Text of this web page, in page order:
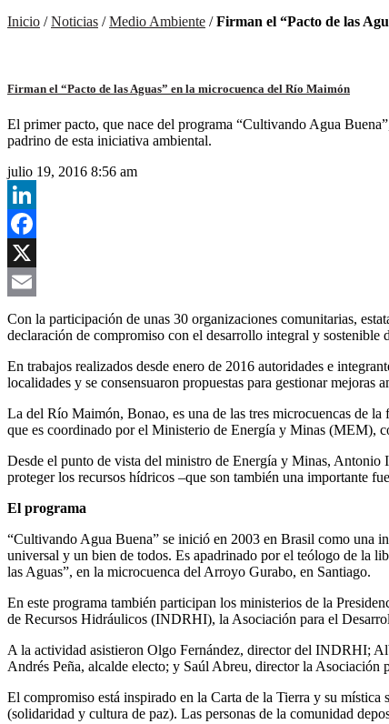
Inicio /Noticias /Medio Ambiente /Firman el “Pacto de las
Firman el “Pacto de las Aguas” en la microcuenca del Río Maimón
El primer pacto, que nace del programa “Cultivando Agua
padrino de esta iniciativa ambiental.
julio 19, 2016 8:56 am
LinkedIn
Facebook
X
Email
Con la participación de unas 30 organizaciones comunitarias,
declaración de compromiso con el desarrollo integral y sostenible
En trabajos realizados desde enero de 2016 autoridades e
localidades y se consensuaron propuestas para gestionar
La del Río Maimón, Bonao, es una de las tres microcuencas de
que es coordinado por el Ministerio de Energía y Minas (MEM),
Desde el punto de vista del ministro de Energía y Minas, Antonio
proteger los recursos hídricos –que son también una importante
El programa
“Cultivando Agua Buena” se inició en 2003 en Brasil como una
universal y un bien de todos. Es apadrinado por el teólogo de la
las Aguas”, en la microcuenca del Arroyo Gurabo, en Santiago.
En este programa también participan los ministerios de la
de Recursos Hidráulicos (INDRHI), la Asociación para el
A la actividad asistieron Olgo Fernández, director del INDRHI;
Andrés Peña, alcalde electo; y Saúl Abreu, director la
El compromiso está inspirado en la Carta de la Tierra y su
(solidaridad y cultura de paz). Las personas de la comunidad